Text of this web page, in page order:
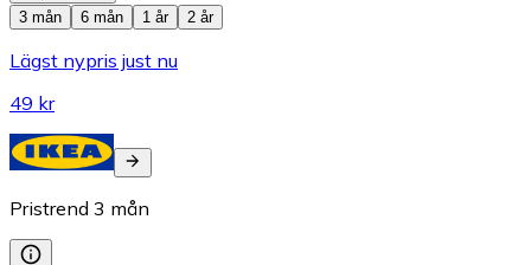
3 mån
6 mån 1 år 2 år
Lägst nypris just nu
49 kr
Pristrend 3 mån